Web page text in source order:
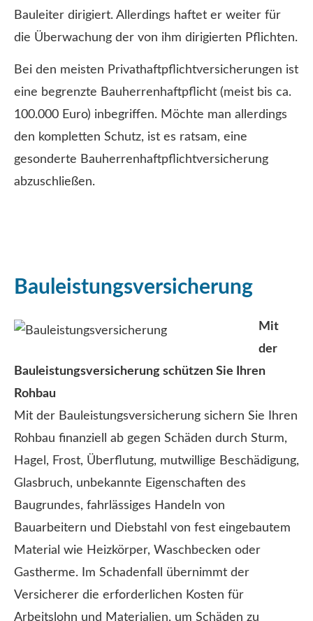
Bauleiter dirigiert. Allerdings haftet er weiter für
die Überwachung der von ihm dirigierten Pflichten.
Bei den meisten Privathaftpflichtversicherungen ist
eine begrenzte Bau­herren­haft­pflicht (meist bis ca.
100.000 Euro) inbegriffen. Möchte man allerdings
den kompletten Schutz, ist es ratsam, eine
gesonderte Bau­herren­haft­pflichtversicherung
abzuschließen.
Bauleistungsversicherung
Mit
der
Bauleistungsversicherung schützen Sie Ihren
Rohbau
Mit der Bauleistungsversicherung sichern Sie Ihren
Rohbau finanziell ab gegen Schäden durch Sturm,
Hagel, Frost, Überflutung, mutwillige Beschädigung,
Glasbruch, unbekannte Eigenschaften des
Baugrundes, fahrlässiges Handeln von
Bauarbeitern und Diebstahl von fest eingebautem
Material wie Heizkörper, Waschbecken oder
Gastherme. Im Schadenfall übernimmt der
Versicherer die erforderlichen Kosten für
Arbeitslohn und Materialien, um Schäden zu